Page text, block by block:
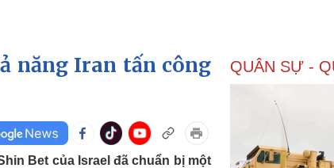
Infographic
Ô tô - Xe máy
Doanh nghiệp
Thông tin doanh nghiệp
năng Iran tấn công
Bet của Israel đã chuẩn bị một
QUÂN SỰ -